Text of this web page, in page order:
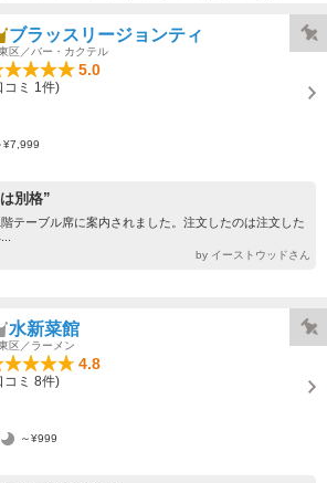
ブラッスリージョンティ
区／バー・カクテル
5.0
コミ 1件)
¥7,999
別格”
テーブル席に案内されました。注文したのは注文した
by イーストウッドさん
水新菜館
区／ラーメン
4.8
コミ 8件)
～¥999